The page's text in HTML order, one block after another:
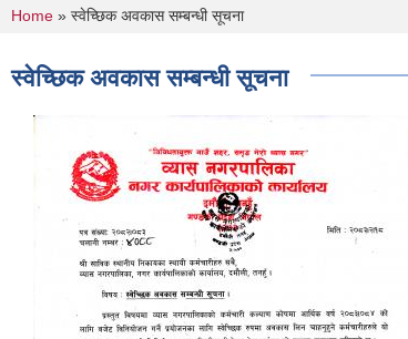
You are here
Home » स्वेच्छिक अवकास सम्बन्धी सूचना
स्वेच्छिक अवकास सम्बन्धी सूचना